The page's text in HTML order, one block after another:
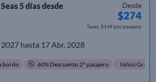
5 días desde
Desde
$274
Tasas: $149 por pasajero
2027 hasta 17 Abr. 2028
bordo 60% Descuento 2º pasajero Niños Gratis